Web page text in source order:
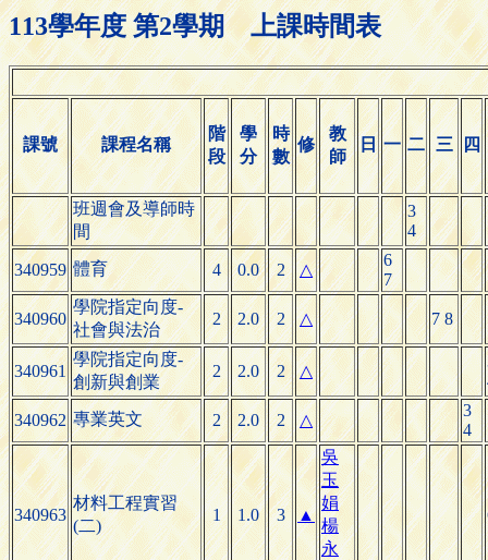
113學年度 第2學期 上課時間表
課號 課程名稱
階
段
學
分
時
數
修
教
師
日 一 二 三 四
班週會及導師時
間
3
4
340959 體育 4 0.0 2 △
6
7
340960
學院指定向度-
社會與法治
2 2.0 2 △ 7 8
340961
學院指定向度-
創新與創業
2 2.0 2 △
340962 專業英文 2 2.0 2 △
3
4
340963
材料工程實習
(二)
1 1.0 3 ▲
吳
玉
娟
楊
永